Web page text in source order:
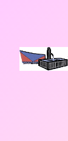
wechseln